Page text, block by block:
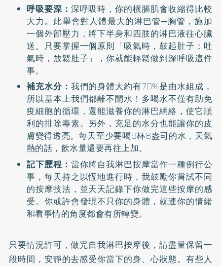
呼吸要深： 深呼吸時，你的橫膈肌會收縮得比較
大力。此舉會對人體最大的淋巴管─胸管，施加
一個外部壓力，將下半身和四肢的淋巴液往心臟
送。只要掌握一個原則「吸氣時，鼓起肚子；吐
氣時，放鬆肚子」，你就能輕鬆做到深呼吸這件
事。
補充水分： 我們的身體大約有70%是由水組成，
所以基本上我們都離不開水！多喝水不僅有助免
疫細胞的循環，還能滋養你的淋巴網絡，使它順
利的排除毒素。另外，充足的水分也能讓你的皮
膚變得透亮。每天至少要喝9杯8盎司的水，天氣
熱的話，飲水量還要再往上加。
記下歷程： 當你將自我淋巴按摩當作一種例行公
事，每天持之以恆地進行時，我鼓勵你嘗試不同
的按摩技法，並天天記錄下你做完這些按摩的感
受。你或許會發現不只你的身體，就連你的情緒
和看事情的角度都會有所轉變。
只要情況許可，做完自我淋巴按摩後，請盡量保留一
段時間，安靜的去感受你當下的身、心狀態。有些人